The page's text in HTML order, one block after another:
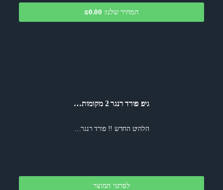
המחיר שלנו: ₪0.00
גיפ פורד רנגר 2 מקומות…
הלהיט החדש !! פורד רנגר…
לפרטי המוצר